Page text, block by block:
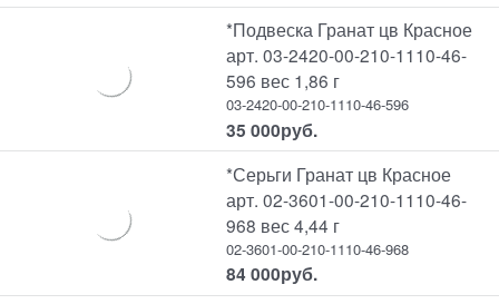
*Подвеска Гранат цв Красное
арт. 03-2420-00-210-1110-46-
596 вес 1,86 г
03-2420-00-210-1110-46-596
35 000руб.
*Серьги Гранат цв Красное
арт. 02-3601-00-210-1110-46-
968 вес 4,44 г
02-3601-00-210-1110-46-968
84 000руб.